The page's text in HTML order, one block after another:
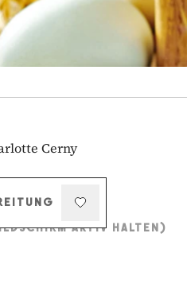
Cerny
AKTIV HALTEN)